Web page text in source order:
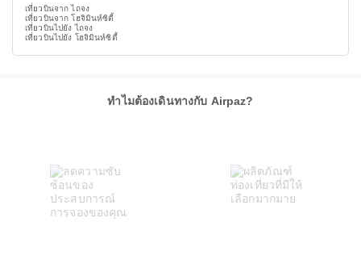
เที่ยวบินจาก ไถจง
เที่ยวบินจาก โฮจิมินห์ซิตี้
เที่ยวบินไปยัง ไถจง
เที่ยวบินไปยัง โฮจิมินห์ซิตี้
ทำไมต้องเดินทางกับ Airpaz?